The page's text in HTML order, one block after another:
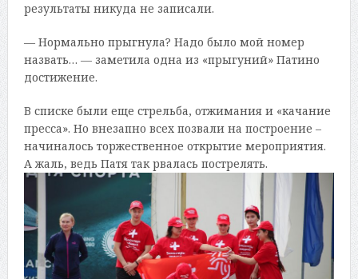
результаты никуда не записали.
— Нормально прыгнула? Надо было мой номер
назвать… — заметила одна из «прыгуний» Патино
достижение.
В списке были еще стрельба, отжимания и «качание
пресса». Но внезапно всех позвали на построение –
начиналось торжественное открытие мероприятия.
А жаль, ведь Патя так рвалась пострелять.